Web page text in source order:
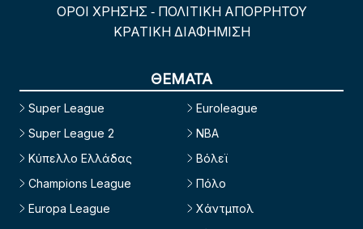
ΟΡΟΙ ΧΡΗΣΗΣ - ΠΟΛΙΤΙΚΗ ΑΠΟΡΡΗΤΟΥ
ΚΡΑΤΙΚΗ ΔΙΑΦΗΜΙΣΗ
ΘΕΜΑΤΑ
Super League
Super League 2
Κύπελλο Ελλάδας
Champions League
Europa League
Euroleague
NBA
Βόλεϊ
Πόλο
Χάντμπολ